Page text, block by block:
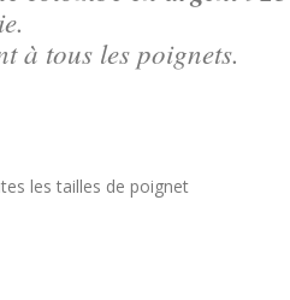
à tous les poignets.
les tailles de poignet